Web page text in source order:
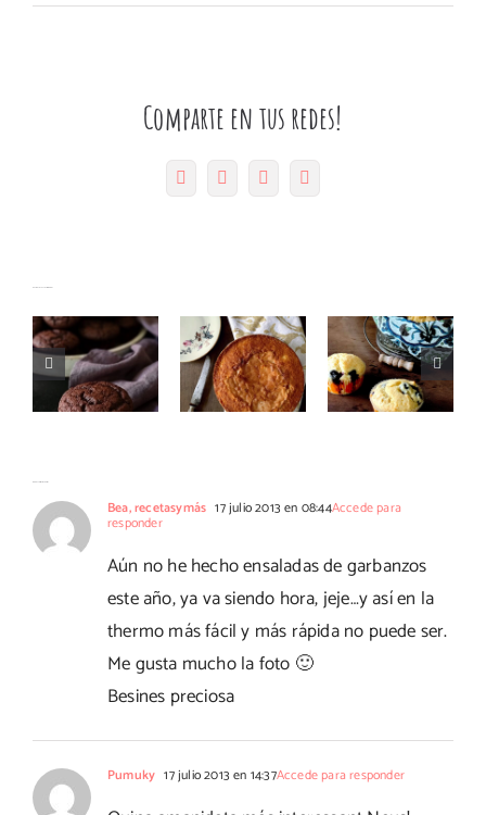
Comparte en tus redes!
FacebookTwitter Pinterest
electrónico
de
chocolate
súper
con nata
con
de mató y
arándanos
con
Bea, recetasymás 17 julio 2013 en 08:44Accede para
responder
Aún no he hecho ensaladas de garbanzos
este año, ya va siendo hora, jeje…y así en la
thermo más fácil y más rápida no puede ser.
Me gusta mucho la foto 🙂
Besines preciosa
Pumuky 17 julio 2013 en 14:37Accede para responder